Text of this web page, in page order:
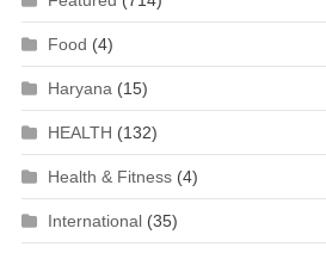
Food (4)
Haryana (15)
HEALTH (132)
Health & Fitness(4)
International(35)